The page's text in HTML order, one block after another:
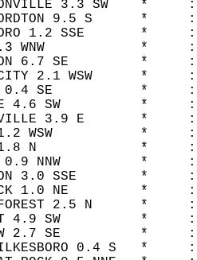
3.3 SW    *
9.5 S      *
1.2 SSE       *
0.3 WNW            *
6.7 SE
CITY 2.1 WSW      *
0.4 SE           *
4.6 SW          *
3.9 E       *
1.2 WSW           *
1.8 N             *
0.9 NNW          *
3.0 SSE        *
1.0 NE         *
FOREST 2.5 N      *
4.9 SW          *
2.7 SE          *
WILKESBORO 0.4 S   *